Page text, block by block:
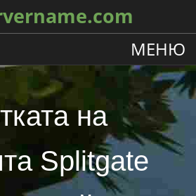
МЕНЮ
на
Splitgate